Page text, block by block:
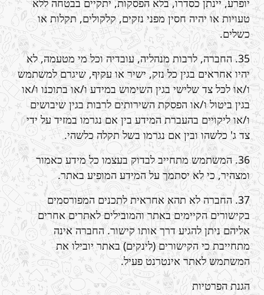
יופרע, יינתן כסדרו, בלא הפסקות, יתקיים בבטחה ללא
טעויות או יהיה חסין מפני נזקים, קלקולים, תקלות או
כשלים.
35. החברה, לרבות מנהליה, עובדיה וכל מי מטעמה, לא
יהיו אחראים בגין כל נזק, ישיר או עקיף, שיגרם למשתמש
ו/או לכל צד שלישי בגין השימוש במידע ו/או בתוכנו ו/או
בגין ביטול ו/או הפסקת השירותים לרבות בגין שיבושים
ו/או ליקויים בהעברת המידע בין אם נגרמו במזיד על ידי
צד ג' כלשהו ובין אם נגרמו בשל תקלה כלשהי.
36. המשתמש מתחייב לבדוק בעצמו כל מידע כאמור
ומצהיר, כי לא יסתמך על המידע המופיע באתר.
37. החברה לא תהא אחראית לתכנים המפורסמים
בקישורים הקיימים באתר והמובילים לאתרים אחרים
אליהם ניתן להגיע דרך אותו קישור. החברה אינה
מתחייבת כי הקישורים (לינקים) באתר יובילו את
המשתמש לאתר אינטרנט פעיל.
הגנת הפרטיות